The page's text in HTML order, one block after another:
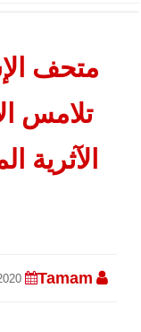
متحف
تلامس
الآثرية
Tamam
05/07/2020